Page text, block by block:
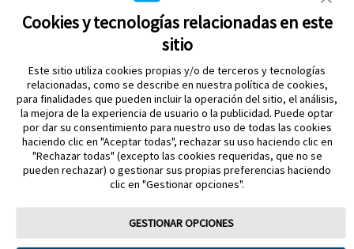
AYUDA
Política de privacidad
Aviso legal y términos y condiciones de uso Abbott
Política de cookies
Acerca de Abbott diabetes care división
FreeStyle, Libre, y las marcas relacionadas son marcas comerciales de
Cookies y tecnologías relacionadas en este
sitio
Este sitio utiliza cookies propias y/o de terceros y tecnologías
relacionadas, como se describe en nuestra política de cookies,
para finalidades que pueden incluir la operación del sitio, el análisis,
la mejora de la experiencia de usuario o la publicidad. Puede optar
por dar su consentimiento para nuestro uso de todas las cookies
haciendo clic en "Aceptar todas", rechazar su uso haciendo clic en
"Rechazar todas" (excepto las cookies requeridas, que no se
pueden rechazar) o gestionar sus propias preferencias haciendo
clic en "Gestionar opciones".
GESTIONAR OPCIONES